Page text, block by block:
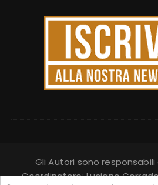
Gli Autori sono
Coordinatore: Luciano